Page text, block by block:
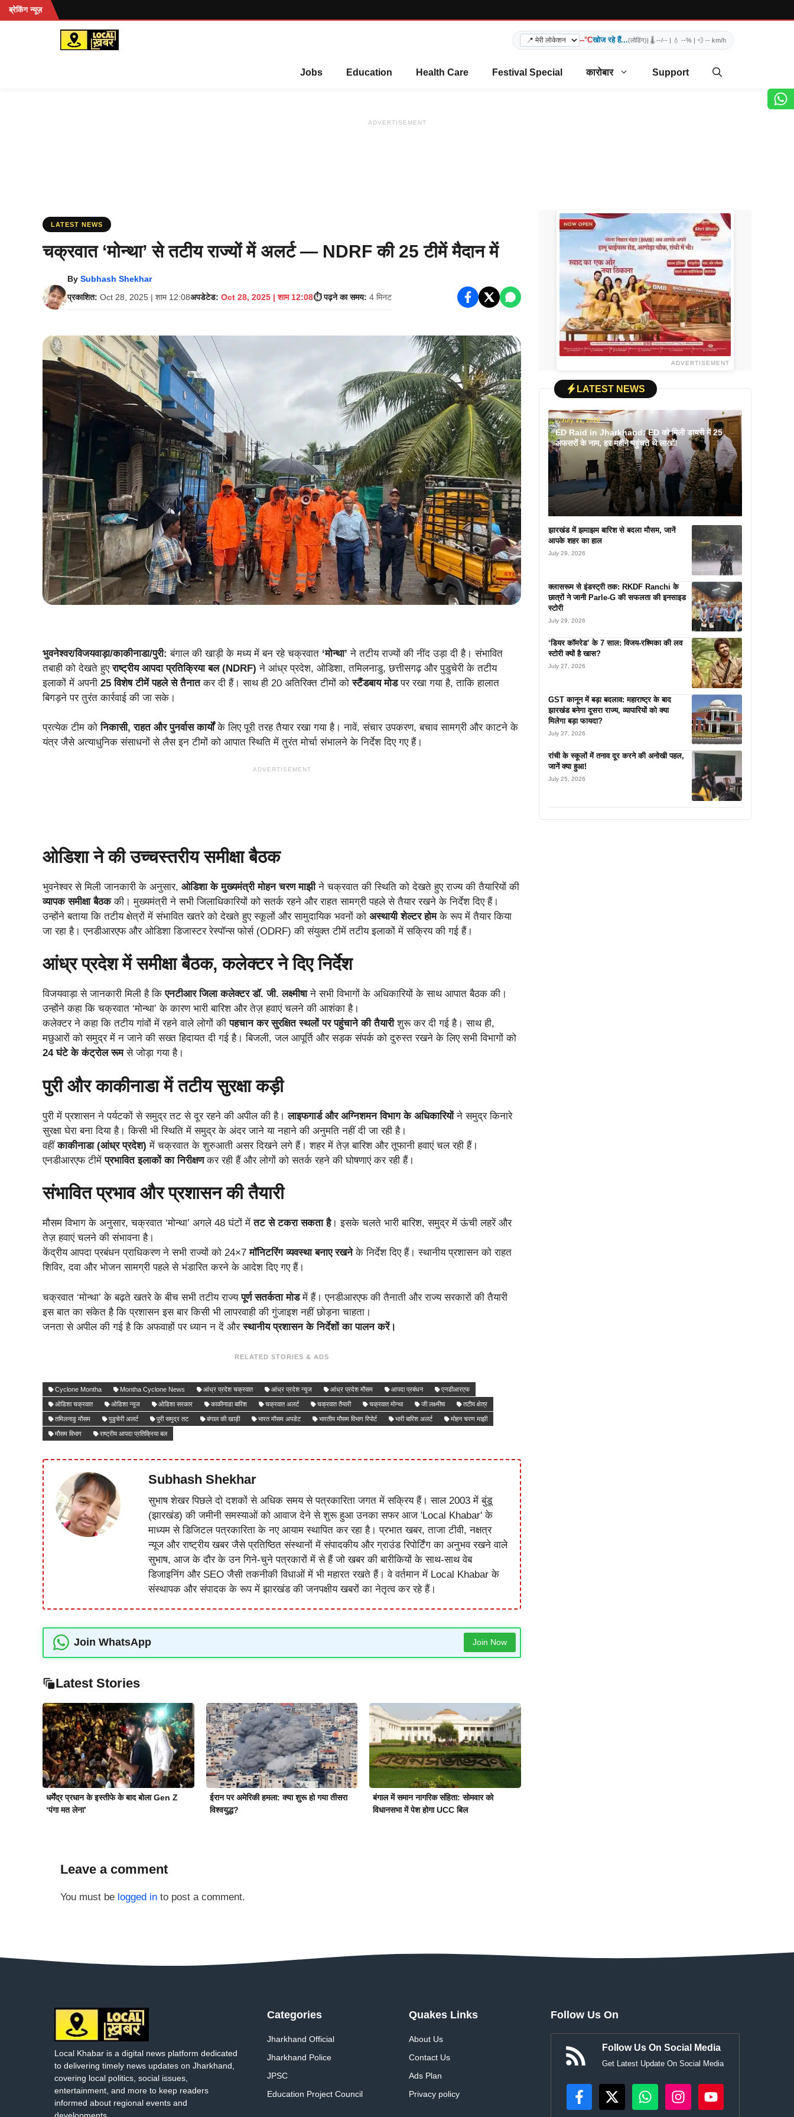
Skip
to
ब्रेकिंग न्यूज़
--°Cखोज रहे हैं...(लोडिंग)| 🌡️ --/-- | 💧 --% | 💨 -- km/h
Jobs Education Health Care Festival Special कारोबार Support
ADVERTISEMENT
LATEST NEWS
चक्रवात ‘मोन्था’ से तटीय राज्यों में अलर्ट — NDRF की 25 टीमें मैदान में
By Subhash Shekhar
प्रकाशित: Oct 28, 2025 | शाम 12:08अपडेटेड: Oct 28, 2025 | शाम 12:08⏱️ पढ़ने का समय: 4 मिनट
भुवनेश्वर/विजयवाड़ा/काकीनाडा/पुरी: बंगाल की खाड़ी के मध्य में बन रहे चक्रवात ‘मोन्था’ ने तटीय राज्यों की नींद उड़ा दी है। संभावित
तबाही को देखते हुएराष्ट्रीय आपदा प्रतिक्रिया बल (NDRF) ने आंध्र प्रदेश, ओडिशा, तमिलनाडु, छत्तीसगढ़ और पुडुचेरी के तटीय
इलाकों में अपनी 25 विशेष टीमें पहले से तैनातकर दी हैं। साथ ही 20 अतिरिक्त टीमों कोस्टैंडबाय मोडपर रखा गया है, ताकि हालात
बिगड़ने पर तुरंत कार्रवाई की जा सके।
प्रत्येक टीम कोनिकासी, राहत और पुनर्वास कार्योंके लिए पूरी तरह तैयार रखा गया है। नावें, संचार उपकरण, बचाव सामग्री और काटने के
यंत्र जैसे अत्याधुनिक संसाधनों से लैस इन टीमों को आपात स्थिति में तुरंत मोर्चा संभालने के निर्देश दिए गए हैं।
ADVERTISEMENT
ओडिशा ने की उच्चस्तरीय समीक्षा बैठक
भुवनेश्वर से मिली जानकारी के अनुसार, ओडिशा के मुख्यमंत्री मोहन चरण माझीने चक्रवात की स्थिति को देखते हुए राज्य की तैयारियों की
व्यापक समीक्षा बैठककी। मुख्यमंत्री ने सभी जिलाधिकारियों को सतर्क रहने और राहत सामग्री पहले से तैयार रखने के निर्देश दिए हैं।
उन्होंने बताया कि तटीय क्षेत्रों में संभावित खतरे को देखते हुए स्कूलों और सामुदायिक भवनों को अस्थायी शेल्टर होमके रूप में तैयार किया
जा रहा है। एनडीआरएफ और ओडिशा डिजास्टर रेस्पॉन्स फोर्स (ODRF) की संयुक्त टीमें तटीय इलाकों में सक्रिय की गई हैं।
आंध्र प्रदेश में समीक्षा बैठक, कलेक्टर ने दिए निर्देश
विजयवाड़ा से जानकारी मिली है किएनटीआर जिला कलेक्टर डॉ. जी. लक्ष्मीषाने सभी विभागों के अधिकारियों के साथ आपात बैठक की।
उन्होंने कहा कि चक्रवात ‘मोन्था’ के कारण भारी बारिश और तेज़ हवाएं चलने की आशंका है।
कलेक्टर ने कहा कि तटीय गांवों में रहने वाले लोगों कीपहचान कर सुरक्षित स्थलों पर पहुंचाने की तैयारीशुरू कर दी गई है। साथ ही,
मछुआरों को समुद्र में न जाने की सख्त हिदायत दी गई है। बिजली, जल आपूर्ति और सड़क संपर्क को दुरुस्त रखने के लिए सभी विभागों को
24 घंटे के कंट्रोल रूमसे जोड़ा गया है।
पुरी और काकीनाडा में तटीय सुरक्षा कड़ी
पुरी में प्रशासन ने पर्यटकों से समुद्र तट से दूर रहने की अपील की है।लाइफगार्ड और अग्निशमन विभाग के अधिकारियोंने समुद्र किनारे
सुरक्षा घेरा बना दिया है। किसी भी स्थिति में समुद्र के अंदर जाने या नहाने की अनुमति नहीं दी जा रही है।
वहींकाकीनाडा (आंध्र प्रदेश) में चक्रवात के शुरुआती असर दिखने लगे हैं। शहर में तेज़ बारिश और तूफानी हवाएं चल रही हैं।
एनडीआरएफ टीमेंप्रभावित इलाकों का निरीक्षणकर रही हैं और लोगों को सतर्क रहने की घोषणाएं कर रही हैं।
संभावित प्रभाव और प्रशासन की तैयारी
मौसम विभाग के अनुसार, चक्रवात ‘मोन्था’ अगले 48 घंटों मेंतट से टकरा सकता है। इसके चलते भारी बारिश, समुद्र में ऊंची लहरें और
तेज़ हवाएं चलने की संभावना है।
केंद्रीय आपदा प्रबंधन प्राधिकरण ने सभी राज्यों को 24×7मॉनिटरिंग व्यवस्था बनाए रखनेके निर्देश दिए हैं। स्थानीय प्रशासन को राहत
शिविर, दवा और भोजन सामग्री पहले से भंडारित करने के आदेश दिए गए हैं।
चक्रवात ‘मोन्था’ के बढ़ते खतरे के बीच सभी तटीय राज्यपूर्ण सतर्कता मोडमें हैं। एनडीआरएफ की तैनाती और राज्य सरकारों की तैयारी
इस बात का संकेत है कि प्रशासन इस बार किसी भी लापरवाही की गुंजाइश नहीं छोड़ना चाहता।
जनता से अपील की गई है कि अफवाहों पर ध्यान न दें औरस्थानीय प्रशासन के निर्देशों का पालन करें।
RELATED STORIES & ADS
Cyclone Montha Montha Cyclone News आंध्र प्रदेश चक्रवात आंध्र प्रदेश न्यूज आंध्र प्रदेश मौसम आपदा प्रबंधन एनडीआरएफ
ओडिशा चक्रवात ओडिशा न्यूज ओडिशा सरकार काकीनाडा बारिश चक्रवात अलर्ट चक्रवात तैयारी चक्रवात मोन्था जी लक्ष्मीषा तटीय क्षेत्र
तमिलनाडु मौसम पुडुचेरी अलर्ट पुरी समुद्र तट बंगाल की खाड़ी भारत मौसम अपडेट भारतीय मौसम विभाग रिपोर्ट भारी बारिश अलर्ट मोहन चरण माझी
मौसम विभाग राष्ट्रीय आपदा प्रतिक्रिया बल
Subhash Shekhar
सुभाष शेखर पिछले दो दशकों से अधिक समय से पत्रकारिता जगत में सक्रिय हैं। साल 2003 में बुंडू
(झारखंड) की जमीनी समस्याओं को आवाज देने से शुरू हुआ उनका सफर आज 'Local Khabar' के
माध्यम से डिजिटल पत्रकारिता के नए आयाम स्थापित कर रहा है। प्रभात खबर, ताजा टीवी, नक्षत्र
न्यूज और राष्ट्रीय खबर जैसे प्रतिष्ठित संस्थानों में संपादकीय और ग्राउंड रिपोर्टिंग का अनुभव रखने वाले
सुभाष, आज के दौर के उन गिने-चुने पत्रकारों में से हैं जो खबर की बारीकियों के साथ-साथ वेब
डिजाइनिंग और SEO जैसी तकनीकी विधाओं में भी महारत रखते हैं। वे वर्तमान में Local Khabar के
संस्थापक और संपादक के रूप में झारखंड की जनपक्षीय खबरों का नेतृत्व कर रहे हैं।
Join WhatsApp Join Now
Latest Stories
धर्मेंद्र प्रधान के इस्तीफे के बाद बोला Gen Z
‘पंगा मत लेना’
ईरान पर अमेरिकी हमला: क्या शुरू हो गया तीसरा
विश्वयुद्ध?
बंगाल में समान नागरिक संहिता: सोमवार को
विधानसभा में पेश होगा UCC बिल
Leave a comment
You must be logged in to post a comment.
ADVERTISEMENT
LATEST NEWS
July 31, 2026
ED Raid in Jharkhand: ED को मिली डायरी में 25
अफसरों के नाम, हर महीने पहुंचते थे लाखों!
झारखंड में झमाझम बारिश से बदला मौसम, जानें
आपके शहर का हाल
July 29, 2026
क्लासरूम से इंडस्ट्री तक: RKDF Ranchi के
छात्रों ने जानी Parle-G की सफलता की इनसाइड
स्टोरी
July 29, 2026
‘डियर कॉमरेड’ के 7 साल: विजय-रश्मिका की लव
स्टोरी क्यों है खास?
July 27, 2026
GST कानून में बड़ा बदलाव: महाराष्ट्र के बाद
झारखंड बनेगा दूसरा राज्य, व्यापारियों को क्या
मिलेगा बड़ा फायदा?
July 27, 2026
रांची के स्कूलों में तनाव दूर करने की अनोखी पहल,
जानें क्या हुआ!
July 25, 2026
Local Khabar is a digital news platform dedicated
to delivering timely news updates on Jharkhand,
covering local politics, social issues,
entertainment, and more to keep readers
informed about regional events and
Categories
Jharkhand Official
Jharkhand Police
JPSC
Education Project Council
Quakes Links
About Us
Contact Us
Ads Plan
Privacy policy
Follow Us On
Follow Us On Social Media
Get Latest Update On Social Media